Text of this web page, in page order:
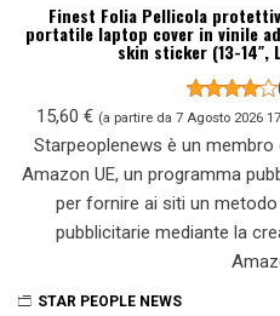
Finest Folia Pellicola
portatile laptop cover in vinile
skin sticker (13-14″,
15,60 € (a partire da 7 Agosto 2026
Starpeoplenews è un
Amazon UE, un programma
per fornire ai siti un
pubblicitarie mediante la
STAR PEOPLE NEWS